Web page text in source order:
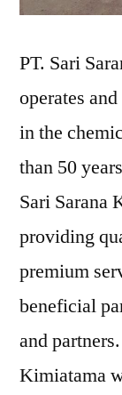
PT. Sari
operates
in the
than 50
Sari Sarana
providing
premium
beneficial
and
Kimiatama